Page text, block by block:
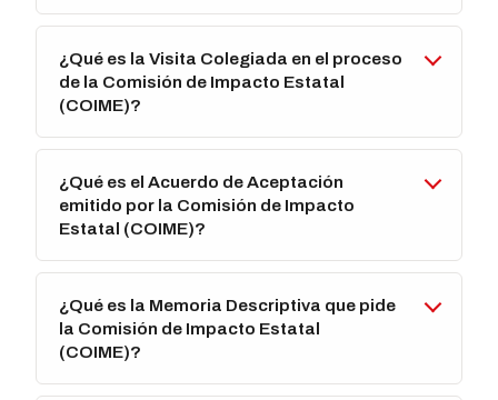
¿Qué es la Visita Colegiada en el proceso
de la Comisión de Impacto Estatal
(COIME)?
¿Qué es el Acuerdo de Aceptación
emitido por la Comisión de Impacto
Estatal (COIME)?
¿Qué es la Memoria Descriptiva que pide
la Comisión de Impacto Estatal
(COIME)?